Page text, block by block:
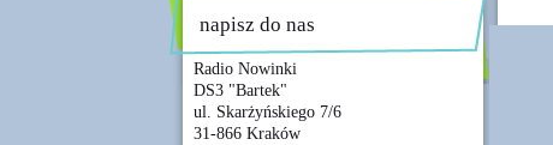
napisz do nas
Radio Nowinki
DS3 "Bartek"
ul. Skarżyńskiego 7/6
31-866 Kraków